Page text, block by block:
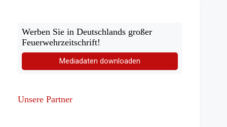
Werben Sie in Deutschlands großer
Feuerwehrzeitschrift!
Mediadaten downloaden
Unsere Partner